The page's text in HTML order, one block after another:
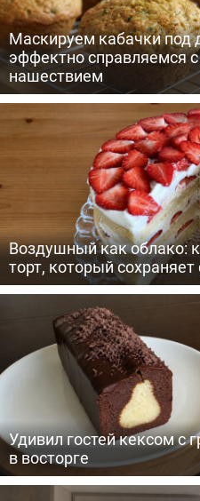
Маскируем кабачки под
эффектно справляемся
нашествием
Воздушный как облако:
торт, который
Удивил гостей кексом с
в восторге